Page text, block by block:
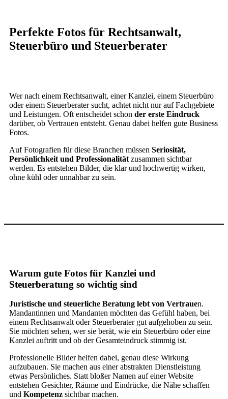
Perfekte Fotos für Rechtsanwalt,
Steuerbüro und Steuerberater
Wer nach einem Rechtsanwalt, einer Kanzlei, einem Steuerbüro
oder einem Steuerberater sucht, achtet nicht nur auf Fachgebiete
und Leistungen. Oft entscheidet schon der erste Eindruck
darüber, ob Vertrauen entsteht. Genau dabei helfen gute Business
Fotos.
Auf Fotografien für diese Branchen müssen Seriosität,
Persönlichkeit und Professionalität zusammen sichtbar
werden. Es entstehen Bilder, die klar und hochwertig wirken,
ohne kühl oder unnahbar zu sein.
Warum gute Fotos für Kanzlei und
Steuerberatung so wichtig sind
Juristische und steuerliche Beratung lebt von Vertrauen.
Mandantinnen und Mandanten möchten das Gefühl haben, bei
einem Rechtsanwalt oder Steuerberater gut aufgehoben zu sein.
Sie möchten sehen, wer sie berät, wie ein Steuerbüro oder eine
Kanzlei auftritt und ob der Gesamteindruck stimmig ist.
Professionelle Bilder helfen dabei, genau diese Wirkung
aufzubauen. Sie machen aus einer abstrakten Dienstleistung
etwas Persönliches. Statt bloßer Namen auf einer Website
entstehen Gesichter, Räume und Eindrücke, die Nähe schaffen
und Kompetenz sichtbar machen.